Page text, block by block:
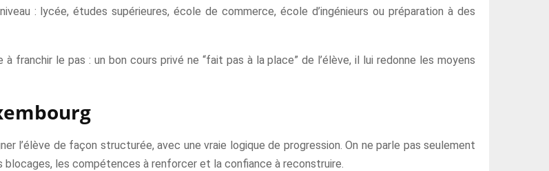
: lycée, études supérieures, école de commerce, école d’ingénieurs ou préparation à des
le pas : un bon cours privé ne “fait pas à la place” de l’élève, il lui redonne les moyens
l’élève de façon structurée, avec une vraie logique de progression. On ne parle pas seulement
blocages, les compétences à renforcer et la confiance à reconstruire.